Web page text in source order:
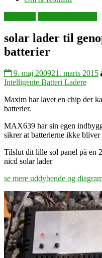
solar lader til
batterier
9. maj 200921. marts 2015
Intelligente Batteri Ladere
Maxim har lavet en chip der
batterier.
MAX639 har sin egen
sikrer at batterierne ikke bliver
Tilslut dit lille sol panel på en
nicd solar lader
se mere uddybende og